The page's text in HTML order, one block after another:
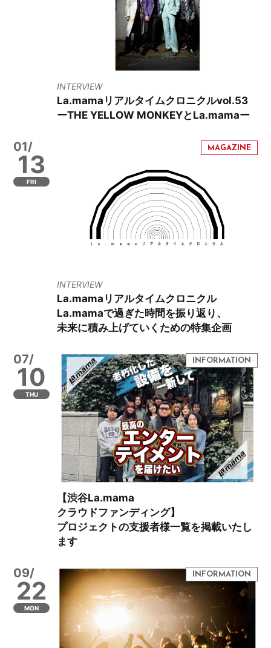
INTERVIEW
La.mamaリアルタイムクロニクルvol.53
ーTHE YELLOW MONKEYとLa.mamaー
01/
13
FRI
INTERVIEW
La.mamaリアルタイムクロニクル
La.mamaで過ぎた時間を振り返り、
未来に積み上げていくための特集企画
07/
10
THU
【渋谷La.mama
クラウドファンディング】
プロジェクトの支援者様一覧を掲載いたし
ます
09/
22
MON